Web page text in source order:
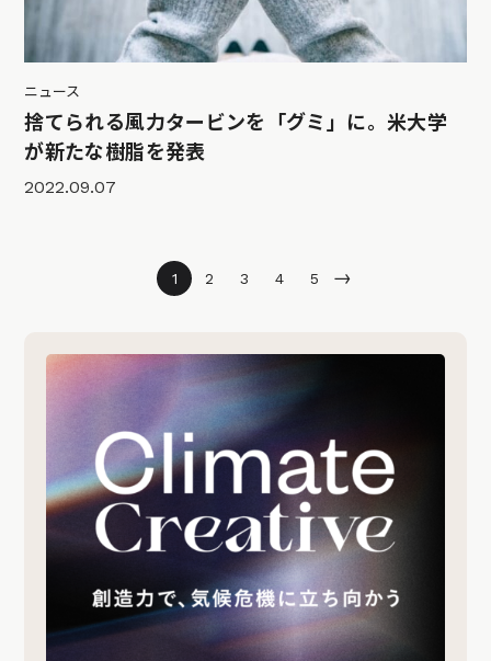
ニュース
捨てられる風力タービンを「グミ」に。米大学
が新たな樹脂を発表
2022.09.07
1 2 3 4 5 →